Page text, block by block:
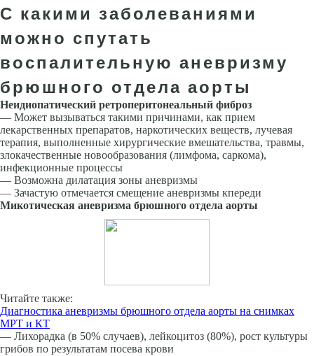
С какими заболеваниями
можно спутать
воспалительную аневризму
брюшного отдела аорты
Неидиопатический ретроперитонеальный фиброз
— Может вызываться такими причинами, как прием
лекарственных препаратов, наркотических веществ, лучевая
терапия, выполненные хирургические вме­шательства, травмы,
злокачественные новообразова­ния (лимфома, саркома),
инфекционные процессы
— Возможна дилатация зоны аневризмы
— Зачастую отмечается смещение аневризмы кпереди
Микотическая аневризма брюшного отдела аорты
Читайте также:
Диагностика аневризмы брюшного отдела аорты на снимках
МРТ и КТ
— Лихорадка (в 50% случаев), лейкоцитоз (80%), рост культуры
грибов по результатам посева крови